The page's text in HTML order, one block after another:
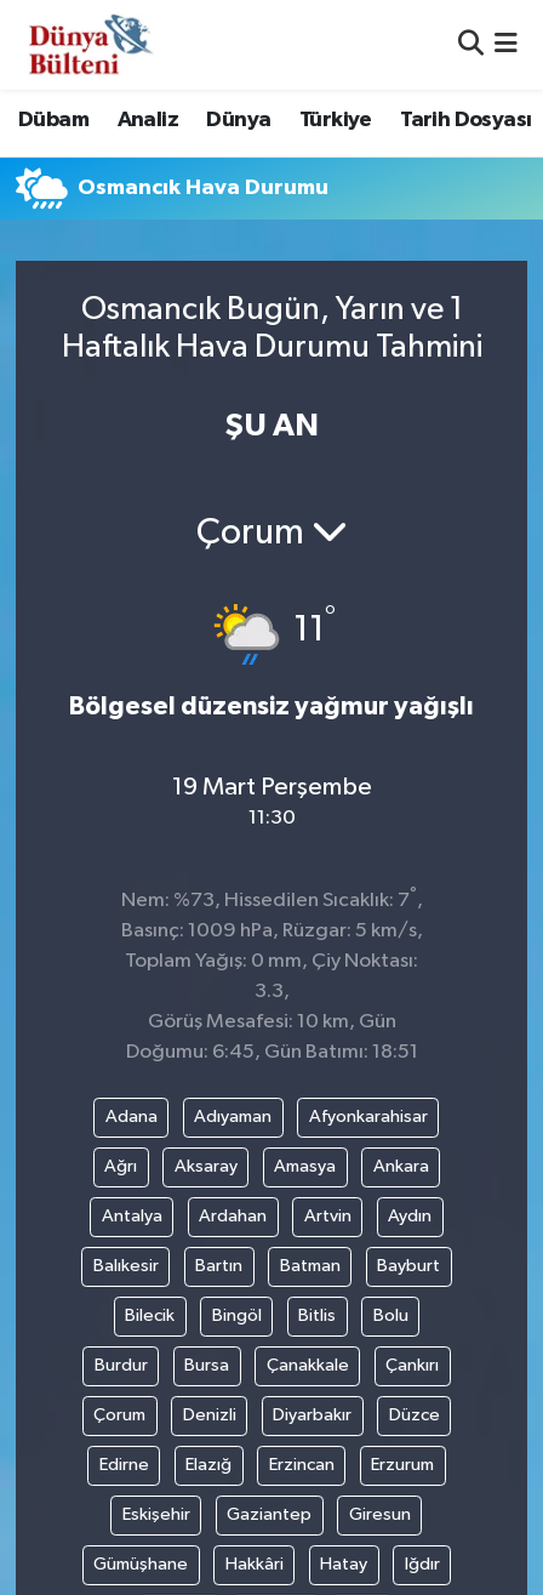
Dübam Analiz Dünya Türkiye Tarih Dosyası
Osmancık Hava Durumu
Osmancık Bugün, Yarın ve 1
Haftalık Hava Durumu Tahmini
ŞU AN
Çorum
11 °
Bölgesel düzensiz yağmur yağışlı
19 Mart Perşembe
11:30
Nem: %73, Hissedilen Sıcaklık: 7° ,
Basınç: 1009 hPa, Rüzgar: 5 km/s,
Toplam Yağış: 0 mm, Çiy Noktası:
3.3,
Görüş Mesafesi: 10 km, Gün
Doğumu: 6:45, Gün Batımı: 18:51
Adana Adıyaman Afyonkarahisar
Ağrı Aksaray Amasya Ankara
Antalya Ardahan Artvin Aydın
Balıkesir Bartın Batman Bayburt
Bilecik Bingöl Bitlis Bolu
Burdur Bursa Çanakkale Çankırı
Çorum Denizli Diyarbakır Düzce
Edirne Elazığ Erzincan Erzurum
Eskişehir Gaziantep Giresun
Gümüşhane Hakkâri Hatay Iğdır
Hava Durumu
Namaz Vakitleri
Süper Lig Puan Durumu ve Fikstür